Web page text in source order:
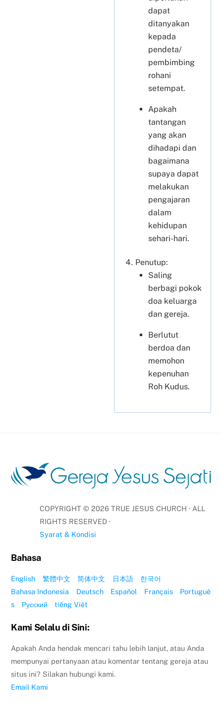
dapat
ditanyakan
kepada
pendeta/
pembimbing
rohani
setempat.
Apakah
tantangan
yang akan
dihadapi dan
bagaimana
supaya dapat
melakukan
pengajaran
dalam
kehidupan
sehari-hari.
Penutup:
Saling
berbagi pokok
doa keluarga
dan gereja.
Berlutut
berdoa dan
memohon
kepenuhan
Roh Kudus.
COPYRIGHT © 2026 TRUE JESUS CHURCH · ALL
RIGHTS RESERVED ·
Syarat & Kondisi
Bahasa
English 繁體中文 简体中文 日本語
한국어
Bahasa Indonesia
Deutsch Español Français
Portuguê
s
Русский tiếng Việt
Kami Selalu di Sini:
Apakah Anda hendak mencari tahu lebih lanjut, atau Anda
mempunyai pertanyaan atau komentar tentang gereja atau
situs ini? Silakan hubungi kami.
Email Kami